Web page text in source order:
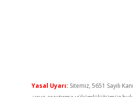
Yasal Uyarı: Sitemiz, 5651 Sayılı